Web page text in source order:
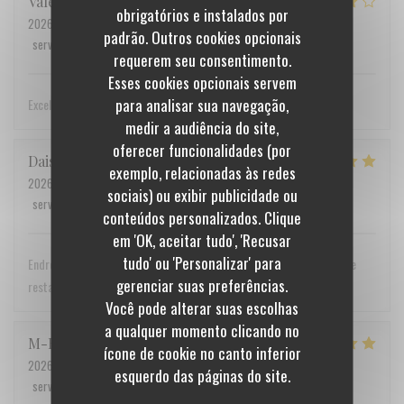
obrigatórios e instalados por
padrão. Outros cookies opcionais
requerem seu consentimento.
Esses cookies opcionais servem
para analisar sua navegação,
medir a audiência do site,
oferecer funcionalidades (por
exemplo, relacionadas às redes
sociais) ou exibir publicidade ou
conteúdos personalizados. Clique
em 'OK, aceitar tudo', 'Recusar
tudo' ou 'Personalizar' para
gerenciar suas preferências.
Você pode alterar suas escolhas
a qualquer momento clicando no
ícone de cookie no canto inferior
esquerdo das páginas do site.
2026-07-26
- 13:00 - guests 2
service
ambience: 5/5 menu :5/5 quality_price:5
Excellent !
Daisy
2026-07-22
- 12:15 - guests 2
service
ambience:5 /5 menu: /5 quality_price: 5
Endroit très sympa !! Ainsi que l accueil Je recommande pleinement ce
restaurant
M-Emmanuelle L
2026-07-16
- 12:30 - guests 2
service
ambience: 5 /5 menu : 5/5 quality_price: